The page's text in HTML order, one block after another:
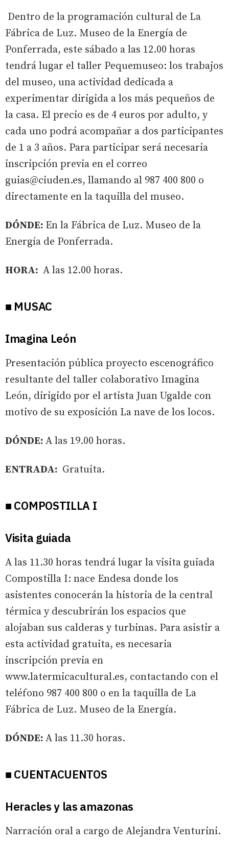
Dentro de la programación cultural de La
Fábrica de Luz. Museo de la Energía de
Ponferrada, este sábado a las 12.00 horas
tendrá lugar el taller Pequemuseo: los trabajos
del museo, una actividad dedicada a
experimentar dirigida a los más pequeños de
la casa. El precio es de 4 euros por adulto, y
cada uno podrá acompañar a dos participantes
de 1 a 3 años. Para participar será necesaria
inscripción previa en el correo
guias@ciuden.es, llamando al 987 400 800 o
directamente en la taquilla del museo.
DÓNDE: En la Fábrica de Luz. Museo de la
Energía de Ponferrada.
HORA: A las 12.00 horas.
■ MUSAC
Imagina León
Presentación pública proyecto escenográfico
resultante del taller colaborativo Imagina
León, dirigido por el artista Juan Ugalde con
motivo de su exposición La nave de los locos.
DÓNDE: A las 19.00 horas.
ENTRADA: Gratuita.
■ COMPOSTILLA I
Visita guiada
A las 11.30 horas tendrá lugar la visita guiada
Compostilla I: nace Endesa donde los
asistentes conocerán la historia de la central
térmica y descubrirán los espacios que
alojaban sus calderas y turbinas. Para asistir a
esta actividad gratuita, es necesaria
inscripción previa en
www.latermicacultural.es, contactando con el
teléfono 987 400 800 o en la taquilla de La
Fábrica de Luz. Museo de la Energía.
DÓNDE: A las 11.30 horas.
■ CUENTACUENTOS
Heracles y las amazonas
Narración oral a cargo de Alejandra Venturini.